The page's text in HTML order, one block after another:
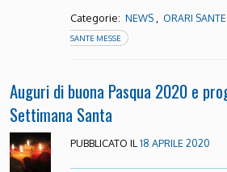
Categorie: NEWS ORARI
SANTE MESSE
Auguri di buona Pasqua 2020 e
Settimana Santa
PUBBLICATO IL 18 APRILE 2020